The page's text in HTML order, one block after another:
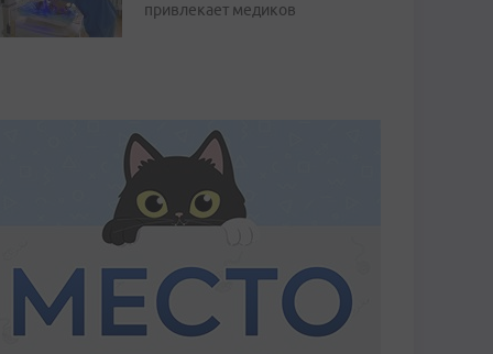
привлекает медиков